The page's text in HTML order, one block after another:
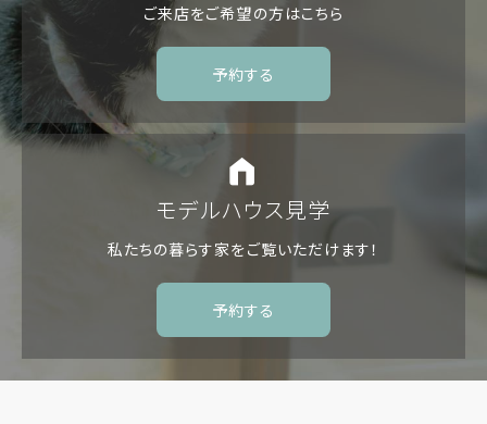
ご来店をご希望の方はこちら
予約する
モデルハウス見学
私たちの暮らす家をご覧いただけます！
予約する